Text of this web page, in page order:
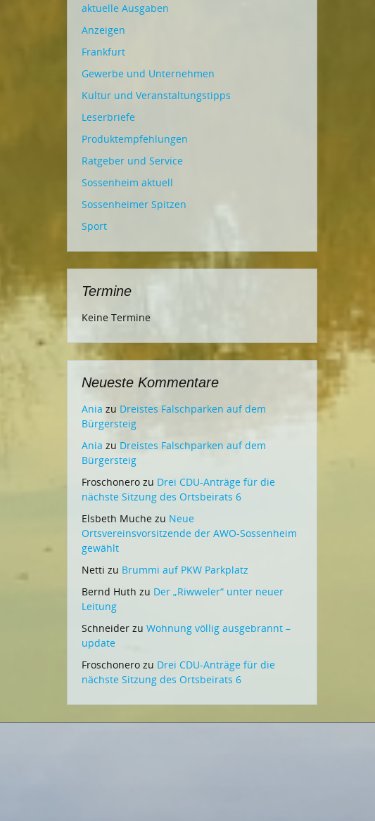
aktuelle Ausgaben
Anzeigen
Frankfurt
Gewerbe und Unternehmen
Kultur und Veranstaltungstipps
Leserbriefe
Produktempfehlungen
Ratgeber und Service
Sossenheim aktuell
Sossenheimer Spitzen
Sport
Termine
Keine Termine
Neueste Kommentare
Ania zu Dreistes Falschparken auf dem
Bürgersteig
Ania zu Dreistes Falschparken auf dem
Bürgersteig
Froschonero zu Drei CDU-Anträge für die
nächste Sitzung des Ortsbeirats 6
Elsbeth Muche zu Neue
Ortsvereinsvorsitzende der AWO-Sossenheim
gewählt
Netti zu Brummi auf PKW Parkplatz
Bernd Huth zu Der „Riwweler“ unter neuer
Leitung
Schneider zu Wohnung völlig ausgebrannt –
update
Froschonero zu Drei CDU-Anträge für die
nächste Sitzung des Ortsbeirats 6